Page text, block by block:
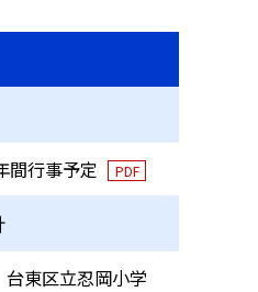
間行事予定 PDF
東区立忍岡小学